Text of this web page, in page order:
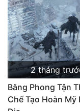
2 tháng
Băng Phong Tận
Chế Tạo Hoàn Mỹ